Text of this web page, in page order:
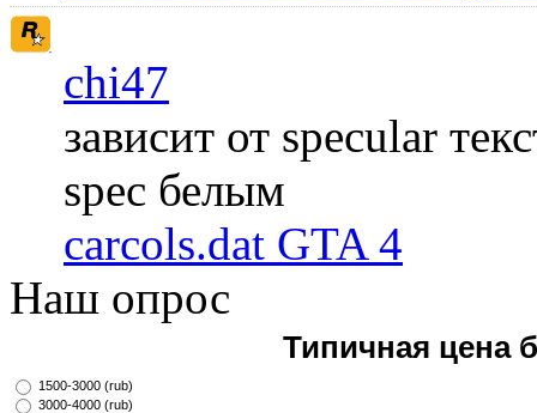
chi47
зависит от specular
spec белым
carcols.dat GTA 4
Наш опрос
Типичная цена
1500-3000 (rub)
3000-4000 (rub)